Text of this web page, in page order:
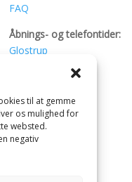
til at gemme
os mulighed for
websted.
negativ
FAQ
Åbnings- og telefontider:
Glostrup